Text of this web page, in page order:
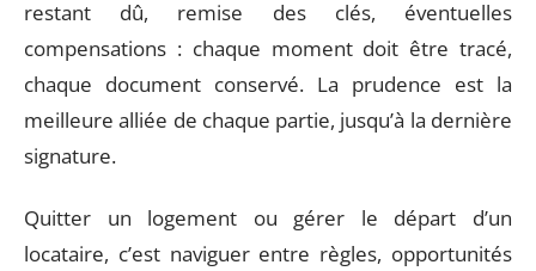
restant dû, remise des clés, éventuelles
compensations : chaque moment doit être tracé,
chaque document conservé. La prudence est la
meilleure alliée de chaque partie, jusqu’à la dernière
signature.
Quitter un logement ou gérer le départ d’un
locataire, c’est naviguer entre règles, opportunités